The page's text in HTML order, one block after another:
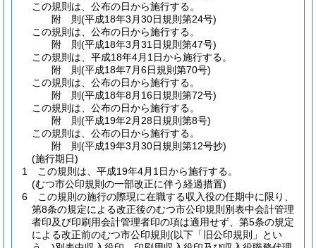
この規則は、公布の日から施行する。
附 則(平成18年3月30日規則第24号)
この規則は、公布の日から施行する。
附 則(平成18年3月31日規則第47号)
この規則は、平成18年4月1日から施行する。
附 則(平成18年7月6日規則第70号)
この規則は、公布の日から施行する。
附 則(平成18年8月16日規則第72号)
この規則は、公布の日から施行する。
附 則(平成19年2月28日規則第8号)
この規則は、公布の日から施行する。
附 則(平成19年3月30日規則第12号抄)
(施行期日)
1
この規則は、平成19年4月1日から施行する。
(むつ市公印規則の一部改正に伴う経過措置)
6
この規則の施行の際現に在職する収入役の任期中に限り、
第8条の規定による改正後のむつ市公印規則別表中会計管理
者印及び印刷用会計管理者印の項は適用せず、第5条の規定
による改正前のむつ市公印規則 (以下「旧公印規則」とい